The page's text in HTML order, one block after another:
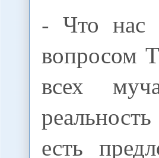
- Что нас
вопросом
всех
есть